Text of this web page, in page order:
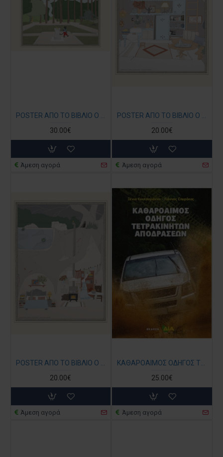
30.00€
Άμεση αγορά
20.00€
Άμεση αγορά
20.00€
Άμεση αγορά
25.00€
Άμεση αγορά